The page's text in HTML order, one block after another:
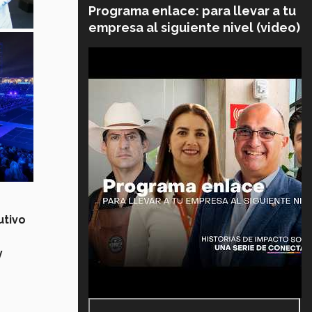
Programa enlace: para llevar a tu
empresa al siguiente nivel (video)